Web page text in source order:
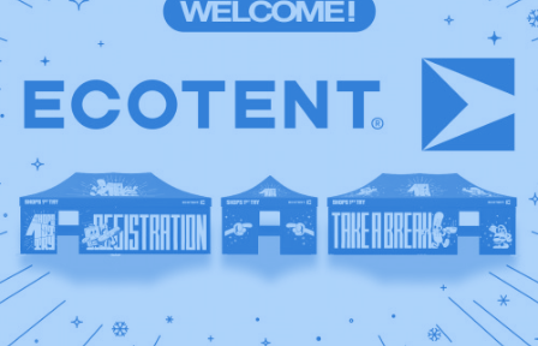
uno sguardo alla storia di SHOPS 1st TRY. Un grande
grazie a tutti i negozi, marchi, media e partner per aver
reso questo evento speciale e indimenticabile. Non
vediamo l’ora di rivedervi il prossimo anno.Save the date:
SHOPS 1st TRY torna a Hochfügen dal 18 al 20 gennaio
2026!